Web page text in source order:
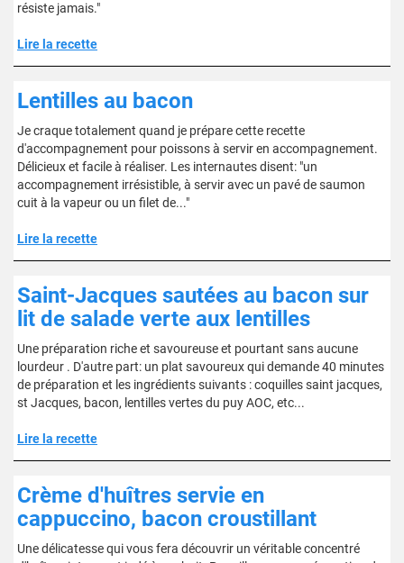
résiste jamais."
Lire la recette
Lentilles au bacon
Je craque totalement quand je prépare cette recette
d'accompagnement pour poissons à servir en accompagnement.
Délicieux et facile à réaliser. Les internautes disent: "un
accompagnement irrésistible, à servir avec un pavé de saumon
cuit à la vapeur ou un filet de..."
Lire la recette
Saint-Jacques sautées au bacon sur
lit de salade verte aux lentilles
Une préparation riche et savoureuse et pourtant sans aucune
lourdeur . D'autre part: un plat savoureux qui demande 40 minutes
de préparation et les ingrédients suivants : coquilles saint jacques,
st Jacques, bacon, lentilles vertes du puy AOC, etc...
Lire la recette
Crème d'huîtres servie en
cappuccino, bacon croustillant
Une délicatesse qui vous fera découvrir un véritable concentré